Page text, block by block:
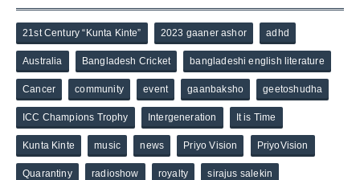
21st Century “Kunta Kinte” 2023 gaaner ashor adhd
Australia Bangladesh Cricket bangladeshi english literature
Cancer community event gaanbaksho geetoshudha
ICC Champions Trophy Intergeneration It is Time
Kunta Kinte music news Priyo Vision PriyoVision
Quarantiny radioshow royalty sirajus salekin